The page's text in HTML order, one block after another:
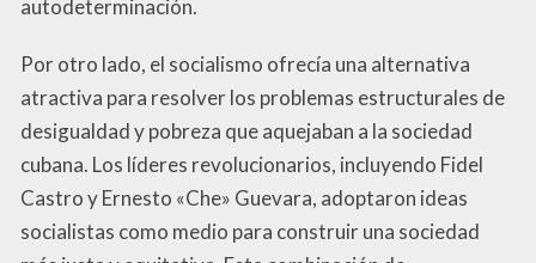
autodeterminación.
Por otro lado, el socialismo ofrecía una alternativa
atractiva para resolver los problemas estructurales de
desigualdad y pobreza que aquejaban a la sociedad
cubana. Los líderes revolucionarios, incluyendo Fidel
Castro y Ernesto «Che» Guevara, adoptaron ideas
socialistas como medio para construir una sociedad